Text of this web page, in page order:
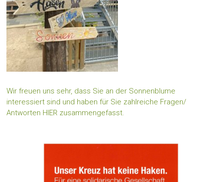
Wir freuen uns sehr, dass Sie an der Sonnenblume
interessiert sind und haben für Sie zahlreiche Fragen/
Antworten HIER zusammengefasst.